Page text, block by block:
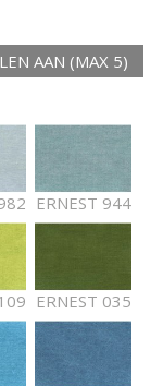
AAN (MAX 5)
ERNEST 944
ERNEST 035